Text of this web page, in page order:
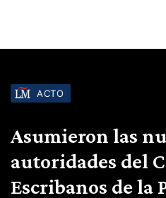
ACTO
Asumieron las
autoridades del
Escribanos de la